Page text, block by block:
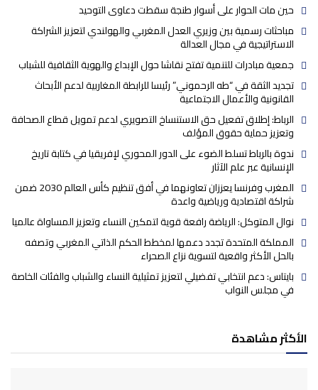
حين مات الحوار على أسوار طنجة سقطت دعاوى التوحيد
مباحثات رسمية بين وزيري العدل المغربي والهولندي لتعزيز الشراكة
الاستراتيجية في مجال العدالة
جمعية مبادرات للتنمية تفتح نقاشا حول الإبداع والهوية الثقافية للشباب
تجديد الثقة في “طه الرحموني” رئيسا للرابطة المغاربية لدعم الأبحاث
القانونية والأعمال الاجتماعية
الرباط: إطلاق تفعيل حق الاستنساخ التصويري لدعم تمويل قطاع الصحافة
وتعزيز حماية حقوق المؤلف
ندوة بالرباط تسلط الضوء على الدور المحوري لإفريقيا في كتابة تاريخ
الإنسانية عبر علم الآثار
المغرب وفرنسا يعززان تعاونهما في أفق تنظيم كأس العالم 2030 ضمن
شراكة اقتصادية ورياضية واعدة
نوال المتوكل: الرياضة رافعة قوية لتمكين النساء وتعزيز المساواة عالميا
المملكة المتحدة تجدد دعمها لمخطط الحكم الذاتي المغربي وتصفه
بالحل الأكثر واقعية لتسوية نزاع الصحراء
بايتاس: دعم انتخابي تفضيلي لتعزيز تمثيلية النساء والشباب والفئات الخاصة
في مجلس النواب
الأكثر مشاهدة